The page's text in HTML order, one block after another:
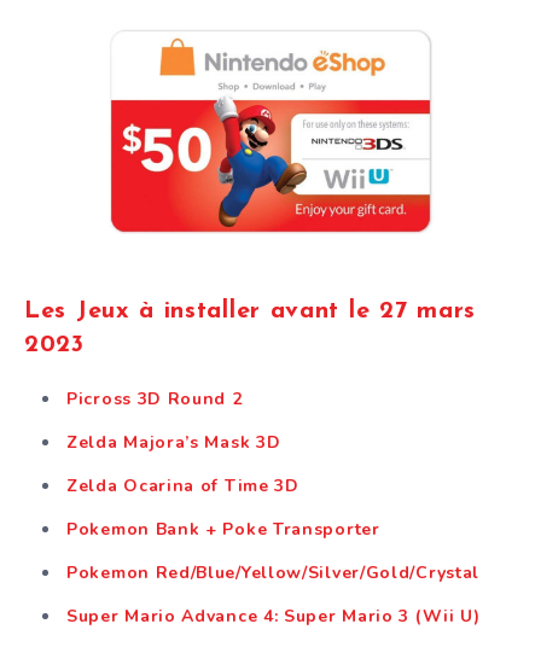
Les Jeux à installer avant le 27 mars
2023
Picross 3D Round 2
Zelda Majora’s Mask 3D
Zelda Ocarina of Time 3D
Pokemon Bank + Poke Transporter
Pokemon Red/Blue/Yellow/Silver/Gold/Crystal
Super Mario Advance 4: Super Mario 3 (Wii U)